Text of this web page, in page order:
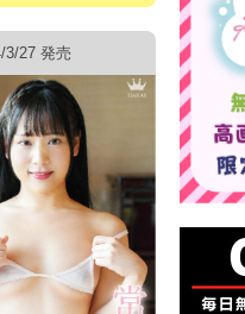
3/27 発売